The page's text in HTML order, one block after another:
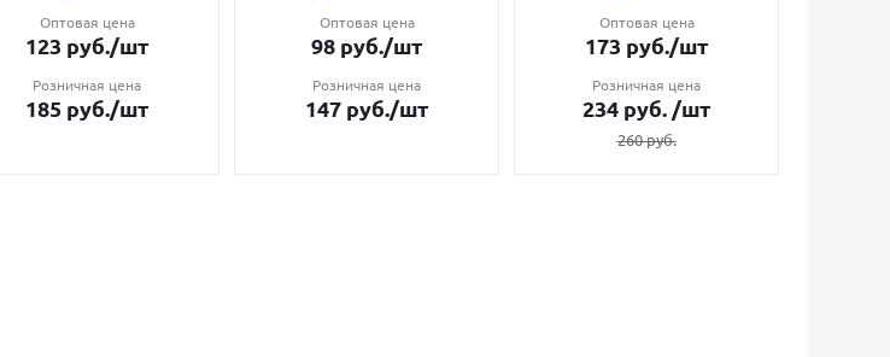
Оптовая цена
123 руб./шт
Розничная цена
185 руб./шт
Оптовая цена
98 руб./шт
Розничная цена
147 руб./шт
Оптовая цена
173 руб./шт
Розничная цена
234 руб. /шт
260руб.